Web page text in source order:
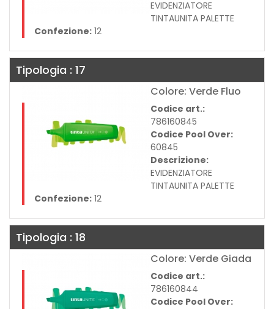
EVIDENZIATORE
TINTAUNITA PALETTE
Confezione: 12
Tipologia : 17
Colore: Verde Fluo
Codice art.:
786160845
Codice Pool Over:
60845
Descrizione:
EVIDENZIATORE
TINTAUNITA PALETTE
Confezione: 12
Tipologia : 18
Colore: Verde Giada
Codice art.:
786160844
Codice Pool Over: